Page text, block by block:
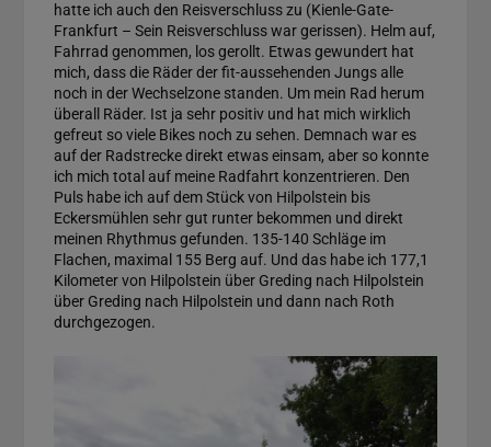
hatte ich auch den Reisverschluss zu (Kienle-Gate-
Frankfurt – Sein Reisverschluss war gerissen). Helm auf,
Fahrrad genommen, los gerollt. Etwas gewundert hat
mich, dass die Räder der fit-aussehenden Jungs alle
noch in der Wechselzone standen. Um mein Rad herum
überall Räder. Ist ja sehr positiv und hat mich wirklich
gefreut so viele Bikes noch zu sehen. Demnach war es
auf der Radstrecke direkt etwas einsam, aber so konnte
ich mich total auf meine Radfahrt konzentrieren. Den
Puls habe ich auf dem Stück von Hilpolstein bis
Eckersmühlen sehr gut runter bekommen und direkt
meinen Rhythmus gefunden. 135-140 Schläge im
Flachen, maximal 155 Berg auf. Und das habe ich 177,1
Kilometer von Hilpolstein über Greding nach Hilpolstein
über Greding nach Hilpolstein und dann nach Roth
durchgezogen.